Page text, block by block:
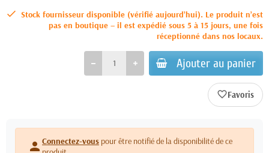
Stock fournisseur disponible (vérifié aujourd’hui). Le produit n’est
pas en boutique – il est expédié sous 5 à 15 jours, une fois
réceptionné dans nos locaux.
Ajouter au panier
favorite_border
person Connectez-vous pour être notifié de la disponibilité de ce